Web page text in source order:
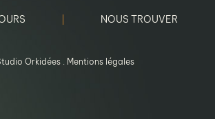
NOUS TROUVER
Orkidées . Mentions légales